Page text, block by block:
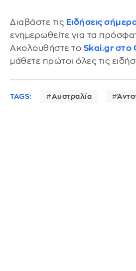
Διαβάστε τις Ειδήσεις
ενημερωθείτε για τα
Ακολουθήστε το Skai.gr στο
μάθετε πρώτοι όλες τις
TAGS: Αυστραλία